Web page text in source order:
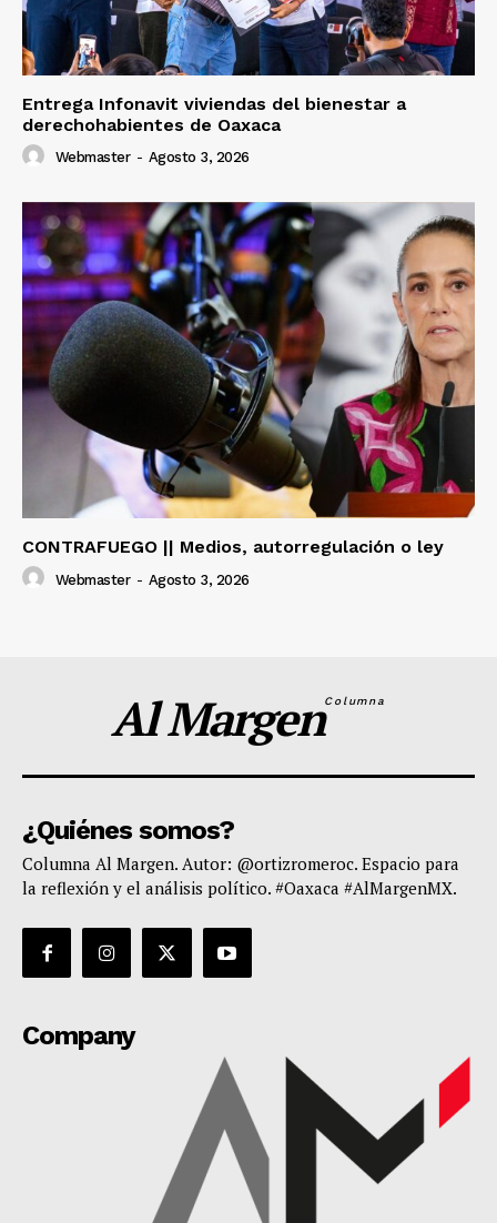
Entrega Infonavit viviendas del bienestar a
derechohabientes de Oaxaca
Webmaster - Agosto 3, 2026
CONTRAFUEGO || Medios, autorregulación o ley
Webmaster - Agosto 3, 2026
Al MargenColumna
¿Quiénes somos?
Columna Al Margen. Autor: @ortizromeroc. Espacio para
la reflexión y el análisis político. #Oaxaca #AlMargenMX.
Company